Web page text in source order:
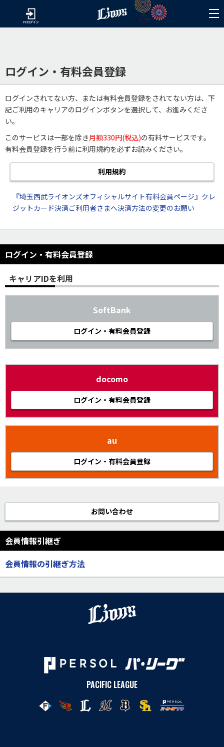
ログイン・有料会員登録
ログインされてない方、または有料会員登録をされてない方は、下
記ご利用のキャリアのログインボタンを選択して、お進みくださ
い。
このサービスは一部を除き月額330円(税込)の有料サービスです。
有料会員登録を行う前に利用規約を必ずお読みください。
利用規約
『埼玉西武ライオンズオフィシャルサイト有料会員ページ』クレ
ジットカード決済ご利用者さまへ決済方法の変更のお願い
ログイン・有料会員登録
キャリアIDを利用
SoftBank
ログイン・有料会員登録
docomo
ログイン・有料会員登録
au
ログイン・有料会員登録
お問い合わせ
会員情報引継ぎ
会員情報の引継ぎ方法
PACIFIC LEAGUE